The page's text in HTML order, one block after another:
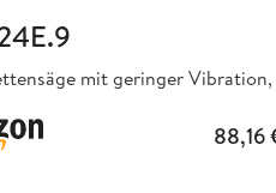
mit geringer
88,16